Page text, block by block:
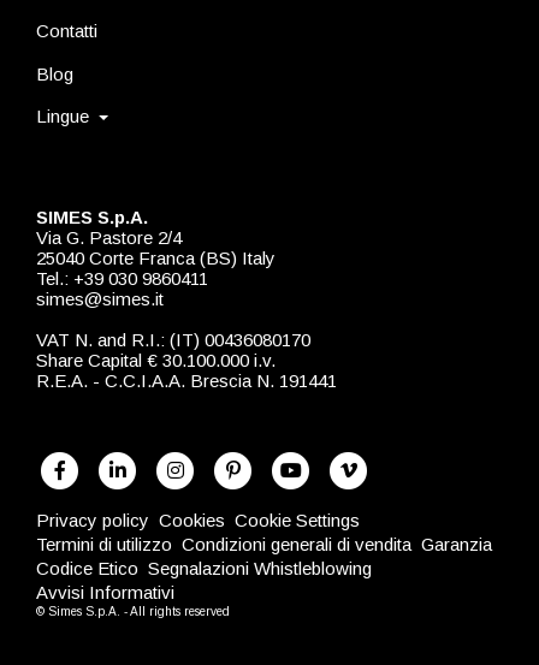
SIMES S.p.A.
Via G. Pastore 2/4
25040 Corte Franca (BS) Italy
Tel.: +39 030 9860411
simes@simes.it
VAT N. and R.I.: (IT) 00436080170
Share Capital € 30.100.000 i.v.
R.E.A. - C.C.I.A.A. Brescia N. 191441
Contatti
Blog
Lingue
Privacy policy Cookies Cookie Settings
Termini di utilizzo Condizioni generali di vendita Garanzia
Codice Etico Segnalazioni Whistleblowing
Avvisi Informativi
© Simes S.p.A. - All rights reserved